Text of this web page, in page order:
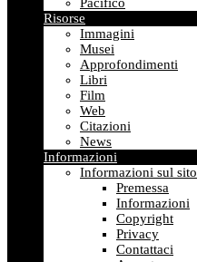
Risorse
Immagini
Musei
Approfondimenti
Libri
Film
Web
Citazioni
News
Informazioni
Informazioni sul sito
Premessa
Informazioni
Copyright
Privacy
Contattaci